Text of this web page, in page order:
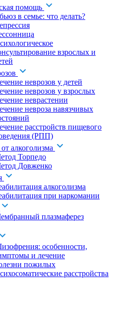
помощь
в семье: что делать?
взрослых и
неврозов у детей
неврозов у взрослых
неврастении
невроза навязчивых
расстройств пищевого
(РПП)
алкоголизма
Торпедо
Довженко
алкоголизма
при наркомании
плазмаферез
особенности,
и лечение
пожилых
расстройства